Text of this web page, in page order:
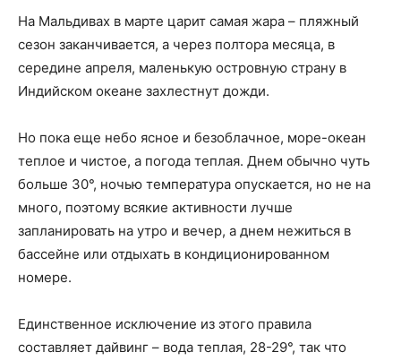
На Мальдивах в марте царит самая жара – пляжный
сезон заканчивается, а через полтора месяца, в
середине апреля, маленькую островную страну в
Индийском океане захлестнут дожди.
Но пока еще небо ясное и безоблачное, море-океан
теплое и чистое, а погода теплая. Днем обычно чуть
больше 30°, ночью температура опускается, но не на
много, поэтому всякие активности лучше
запланировать на утро и вечер, а днем нежиться в
бассейне или отдыхать в кондиционированном
номере.
Единственное исключение из этого правила
составляет дайвинг – вода теплая, 28-29°, так что